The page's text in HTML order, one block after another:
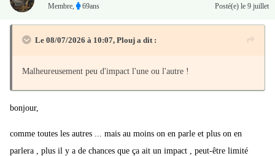
Membre, 69ans Posté(e) le 9 juillet
Le 08/07/2026 à 10:07, Plouj a dit :
Malheureusement peu d'impact l'une ou l'autre !
bonjour,
comme toutes les autres ... mais au moins on en parle et plus on en
parlera , plus il y a de chances que ça ait un impact , peut-être limité